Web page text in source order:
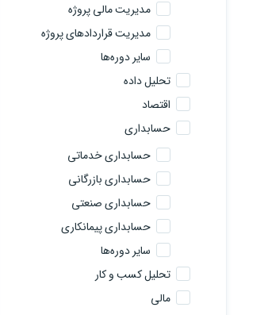
مدیریت مالی پروژه
مدیریت قراردادهای پروژه
سایر دوره‌ها
تحلیل داده
اقتصاد
حسابداری
حسابداری خدماتی
حسابداری بازرگانی
حسابداری صنعتی
حسابداری پیمانکاری
سایر دوره‌ها
تحلیل کسب و کار
مالی